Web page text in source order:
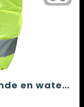
RFX™ William reflecterende en waterdichte tassenhoes